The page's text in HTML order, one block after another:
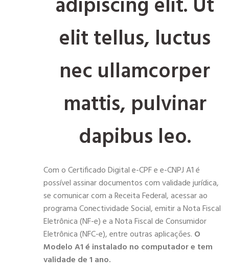
adipiscing elit. Ut
elit tellus, luctus
nec ullamcorper
mattis, pulvinar
dapibus leo.
Com o Certificado Digital e-CPF e e-CNPJ A1 é
possível assinar documentos com validade jurídica,
se comunicar com a Receita Federal, acessar ao
programa Conectividade Social, emitir a Nota Fiscal
Eletrônica (NF-e) e a Nota Fiscal de Consumidor
Eletrônica (NFC-e), entre outras aplicações. O
Modelo A1 é instalado no computador e tem
validade de 1 ano.